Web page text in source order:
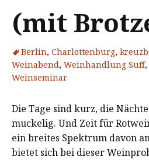
(mit
Berlin, Charlottenburg,
Weinabend, Weinhandlung Suff,
Weinseminar
Die Tage sind kurz, die
muckelig. Und Zeit für
ein breites Spektrum davon
bietet sich bei dieser